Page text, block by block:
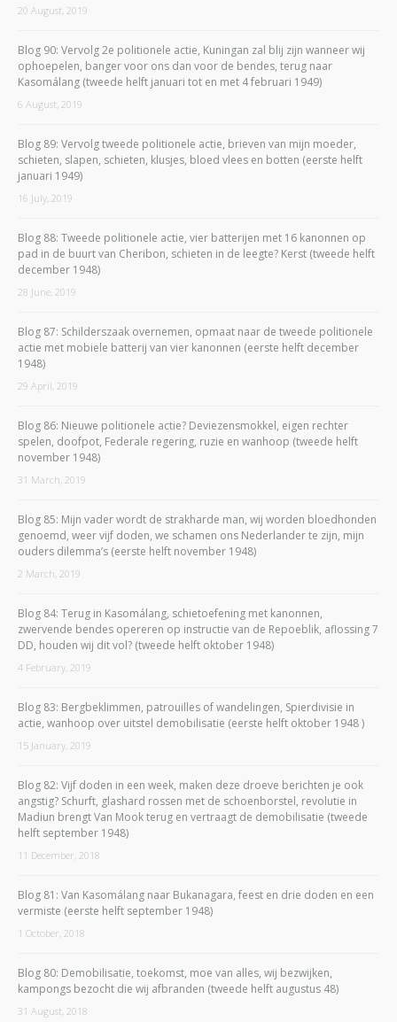
20 August, 2019
Blog 90: Vervolg 2e politionele actie, Kuningan zal blij zijn wanneer wij
ophoepelen, banger voor ons dan voor de bendes, terug naar
Kasomálang (tweede helft januari tot en met 4 februari 1949)
6 August, 2019
Blog 89: Vervolg tweede politionele actie, brieven van mijn moeder,
schieten, slapen, schieten, klusjes, bloed vlees en botten (eerste helft
januari 1949)
16 July, 2019
Blog 88: Tweede politionele actie, vier batterijen met 16 kanonnen op
pad in de buurt van Cheribon, schieten in de leegte? Kerst (tweede helft
december 1948)
28 June, 2019
Blog 87: Schilderszaak overnemen, opmaat naar de tweede politionele
actie met mobiele batterij van vier kanonnen (eerste helft december
1948)
29 April, 2019
Blog 86: Nieuwe politionele actie? Deviezensmokkel, eigen rechter
spelen, doofpot, Federale regering, ruzie en wanhoop (tweede helft
november 1948)
31 March, 2019
Blog 85: Mijn vader wordt de strakharde man, wij worden bloedhonden
genoemd, weer vijf doden, we schamen ons Nederlander te zijn, mijn
ouders dilemma’s (eerste helft november 1948)
2 March, 2019
Blog 84: Terug in Kasomálang, schietoefening met kanonnen,
zwervende bendes opereren op instructie van de Repoeblik, aflossing 7
DD, houden wij dit vol? (tweede helft oktober 1948)
4 February, 2019
Blog 83: Bergbeklimmen, patrouilles of wandelingen, Spierdivisie in
actie, wanhoop over uitstel demobilisatie (eerste helft oktober 1948 )
15 January, 2019
Blog 82: Vijf doden in een week, maken deze droeve berichten je ook
angstig? Schurft, glashard rossen met de schoenborstel, revolutie in
Madiun brengt Van Mook terug en vertraagt de demobilisatie (tweede
helft september 1948)
11 December, 2018
Blog 81: Van Kasomálang naar Bukanagara, feest en drie doden en een
vermiste (eerste helft september 1948)
1 October, 2018
Blog 80: Demobilisatie, toekomst, moe van alles, wij bezwijken,
kampongs bezocht die wij afbranden (tweede helft augustus 48)
31 August, 2018